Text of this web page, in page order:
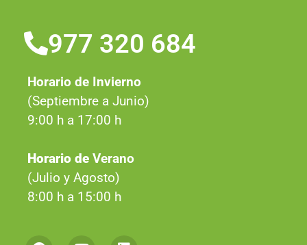
977 320 684
Horario de Invierno
(Septiembre a Junio)
9:00 h a 17:00 h
Horario de Verano
(Julio y Agosto)
8:00 h a 15:00 h